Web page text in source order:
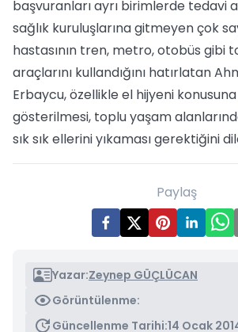
başvuranları ayrı birimlerde tedavi
sağlık kuruluşlarına gitmeyen çok
hastasının tren, metro, otobüs gibi
araçlarını kullandığını hatırlatan
Erbaycu, özellikle el hijyeni
gösterilmesi, toplu yaşam
sık sık ellerini yıkaması gerektiğini
Paylaş
Yazar:Zeynep GÜÇLÜCAN
Görüntülenme:
Güncellenme Tarihi:14 Ocak